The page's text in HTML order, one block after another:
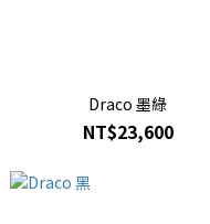
Draco 墨綠
NT$23,600